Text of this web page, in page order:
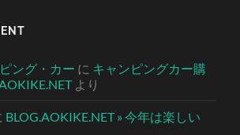
ング・カー に キャンピングカー購
より
BLOG.AOKIKE.NET » 今年は楽しい